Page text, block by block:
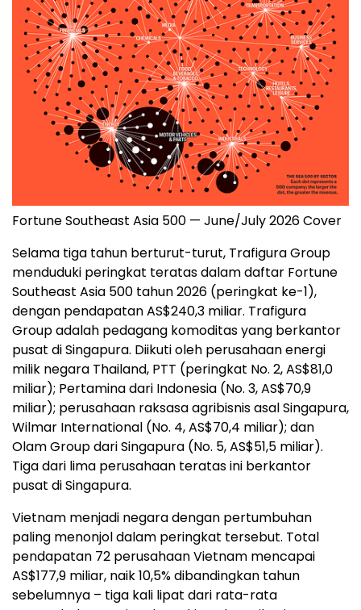
Fortune Southeast Asia 500 — June/July 2026 Cover
Selama tiga tahun berturut-turut, Trafigura Group
menduduki peringkat teratas dalam daftar Fortune
Southeast Asia 500 tahun 2026 (peringkat ke-1),
dengan pendapatan AS$240,3 miliar. Trafigura
Group adalah pedagang komoditas yang berkantor
pusat di Singapura. Diikuti oleh perusahaan energi
milik negara Thailand, PTT (peringkat No. 2, AS$81,0
miliar); Pertamina dari Indonesia (No. 3, AS$70,9
miliar); perusahaan raksasa agribisnis asal Singapura,
Wilmar International (No. 4, AS$70,4 miliar); dan
Olam Group dari Singapura (No. 5, AS$51,5 miliar).
Tiga dari lima perusahaan teratas ini berkantor
pusat di Singapura.
Vietnam menjadi negara dengan pertumbuhan
paling menonjol dalam peringkat tersebut. Total
pendapatan 72 perusahaan Vietnam mencapai
AS$177,9 miliar, naik 10,5% dibandingkan tahun
sebelumnya – tiga kali lipat dari rata-rata